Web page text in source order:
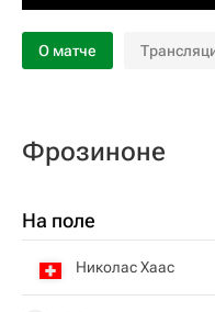
О матче
Фрозиноне
На поле
Николас Хаас